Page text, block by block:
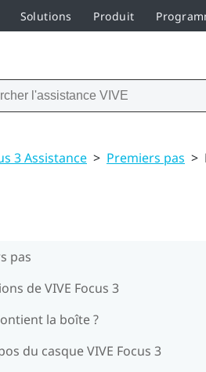
Solutions Produit
3 Assistance > Premiers pas >
pas
de VIVE Focus 3
la boîte ?
du casque VIVE Focus 3